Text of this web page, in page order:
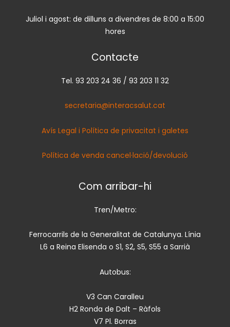
Juliol i agost: de dilluns a divendres de 8:00 a 15:00
hores
Contacte
Tel. 93 203 24 36 / 93 203 11 32
secretaria@interacsalut.cat
Avís Legal i Política de privacitat i galetes
Política de venda cancel·lació/devolució
Com arribar-hi
Tren/Metro:
Ferrocarrils de la Generalitat de Catalunya. Línia
L6 a Reina Elisenda o S1, S2, S5, S55 a Sarrià
Autobus:
V3 Can Caralleu
H2 Ronda de Dalt – Ràfols
V7 Pl. Borras